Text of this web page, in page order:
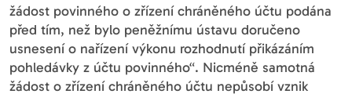
žádost povinného o zřízení chráněného účtu podána
před tím, než bylo peněžnímu ústavu doručeno
usnesení o nařízení výkonu rozhodnutí přikázáním
pohledávky z účtu povinného“. Nicméně samotná
žádost o zřízení chráněného účtu nepůsobí vznik